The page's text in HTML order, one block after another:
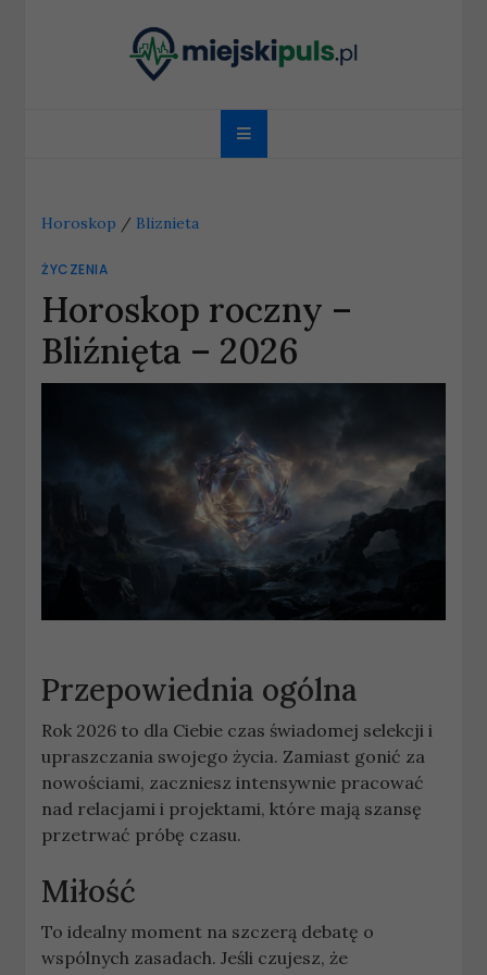
miejskipuls.pl
Horoskop / Bliznieta
ŻYCZENIA
Horoskop roczny –
Bliźnięta – 2026
Przepowiednia ogólna
Rok 2026 to dla Ciebie czas świadomej selekcji i
upraszczania swojego życia. Zamiast gonić za
nowościami, zaczniesz intensywnie pracować
nad relacjami i projektami, które mają szansę
przetrwać próbę czasu.
Miłość
To idealny moment na szczerą debatę o
wspólnych zasadach. Jeśli czujesz, że